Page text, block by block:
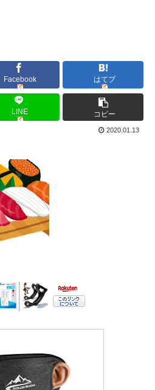
Facebook はてブ
LINE コピー
2020.01.13